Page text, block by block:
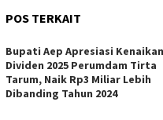
POS TERKAIT
Bupati Aep Apresiasi Kenaikan
Dividen 2025 Perumdam Tirta
Tarum, Naik Rp3 Miliar Lebih
Dibanding Tahun 2024